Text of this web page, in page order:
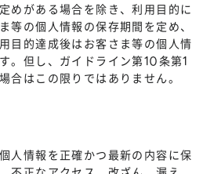
めがある場合を除き、利用目的に
等の個人情報の保存期間を定め、
目的達成後はお客さま等の個人情
。但し、ガイドライン第10条第1
合はこの限りではありません。
人情報を正確かつ最新の内容に保